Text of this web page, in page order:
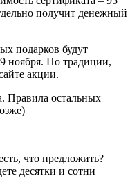
получит денежный
подарков будут
ноября. По традиции,
акции.
Правила остальных
что предложить?
десятки и сотни